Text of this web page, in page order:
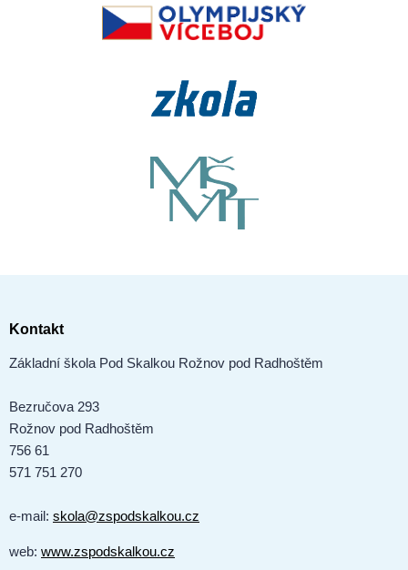
Kontakt
Základní škola Pod Skalkou Rožnov pod Radhoštěm
Bezručova 293
Rožnov pod Radhoštěm
756 61
571 751 270
e-mail: skola@zspodskalkou.cz
web: www.zspodskalkou.cz